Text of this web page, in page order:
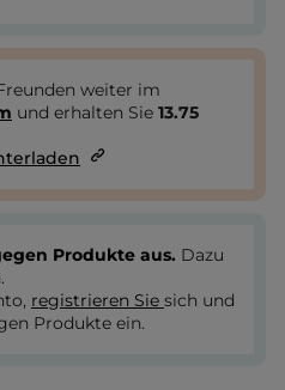
weiter im
und erhalten Sie 13.75
Produkte aus. Dazu
registrieren Sie sich und
Produkte ein.